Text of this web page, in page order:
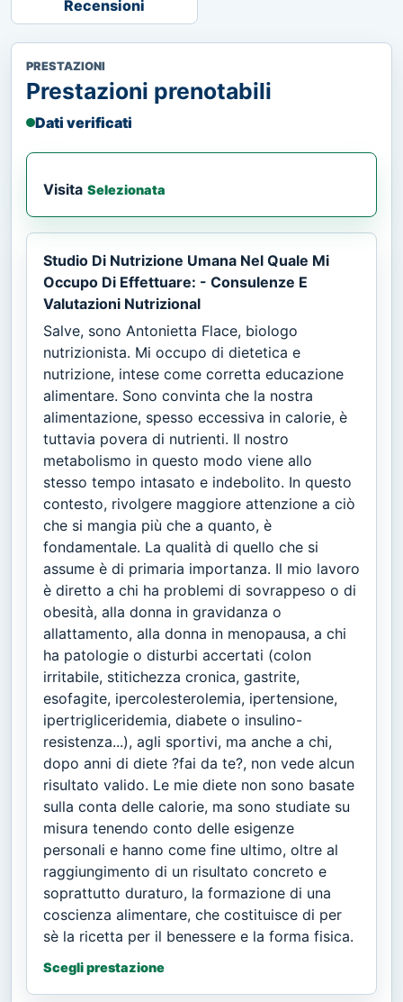
Recensioni
PRESTAZIONI
Prestazioni prenotabili
Dati verificati
Visita Selezionata
Studio Di Nutrizione Umana Nel Quale Mi
Occupo Di Effettuare: - Consulenze E
Valutazioni Nutrizional
Salve, sono Antonietta Flace, biologo
nutrizionista. Mi occupo di dietetica e
nutrizione, intese come corretta educazione
alimentare. Sono convinta che la nostra
alimentazione, spesso eccessiva in calorie, è
tuttavia povera di nutrienti. Il nostro
metabolismo in questo modo viene allo
stesso tempo intasato e indebolito. In questo
contesto, rivolgere maggiore attenzione a ciò
che si mangia più che a quanto, è
fondamentale. La qualità di quello che si
assume è di primaria importanza. Il mio lavoro
è diretto a chi ha problemi di sovrappeso o di
obesità, alla donna in gravidanza o
allattamento, alla donna in menopausa, a chi
ha patologie o disturbi accertati (colon
irritabile, stitichezza cronica, gastrite,
esofagite, ipercolesterolemia, ipertensione,
ipertrigliceridemia, diabete o insulino-
resistenza...), agli sportivi, ma anche a chi,
dopo anni di diete ?fai da te?, non vede alcun
risultato valido. Le mie diete non sono basate
sulla conta delle calorie, ma sono studiate su
misura tenendo conto delle esigenze
personali e hanno come fine ultimo, oltre al
raggiungimento di un risultato concreto e
soprattutto duraturo, la formazione di una
coscienza alimentare, che costituisce di per
sè la ricetta per il benessere e la forma fisica.
Scegli prestazione